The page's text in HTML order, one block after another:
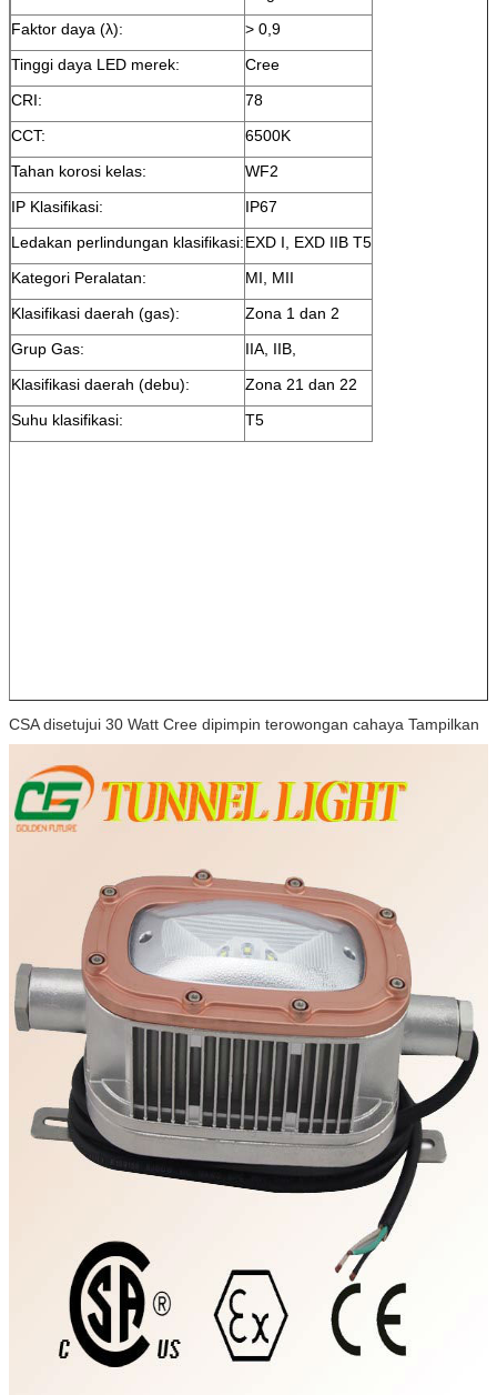
Faktor daya (λ):
> 0,9
Tinggi daya LED merek:
Cree
CRI:
78
CCT:
6500K
Tahan korosi kelas:
WF2
IP Klasifikasi:
IP67
Ledakan perlindungan klasifikasi:EXD I, EXD IIB T5
Kategori Peralatan:
MI, MII
Klasifikasi daerah (gas):
Zona 1 dan 2
Grup Gas:
IIA, IIB,
Klasifikasi daerah (debu):
Zona 21 dan 22
Suhu klasifikasi:
T5
CSA disetujui 30 Watt Cree dipimpin terowongan cahaya Tampilkan